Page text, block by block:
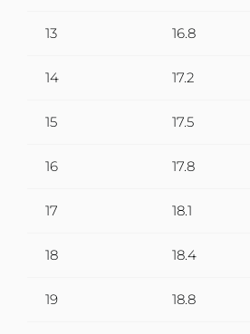
13 16.8
14 17.2
15 17.5
16 17.8
17 18.1
18 18.4
19 18.8